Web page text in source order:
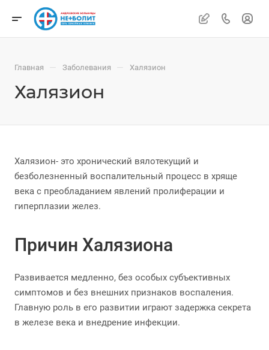
Главная — Заболевания — Халязион
Халязион
Халязион- это хронический вялотекущий и
безболезненный воспалительный процесс в хряще
века с преобладанием явлений пролиферации и
гиперплазии желез.
Причин Халязиона
Развивается медленно, без особых субъективных
симптомов и без внешних признаков воспаления.
Главную роль в его развитии играют задержка секрета
в железе века и внедрение инфекции.